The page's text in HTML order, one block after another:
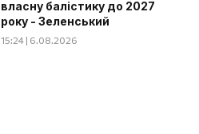
власну балістику до 2027
року - Зеленський
15:24 | 6.08.2026